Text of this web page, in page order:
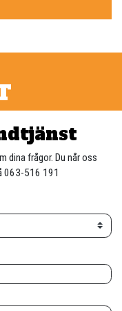
dina frågor. Du når oss
063-516 191